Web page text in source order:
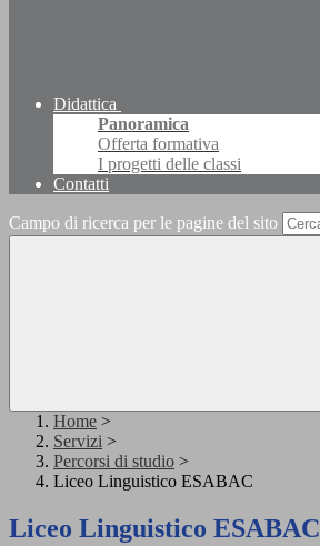
Didattica
Panoramica
Offerta formativa
I progetti delle classi
Contatti
Campo di ricerca per le pagine del sito
Home >
Servizi >
Percorsi di studio >
Liceo Linguistico ESABAC
Liceo Linguistico ESABAC